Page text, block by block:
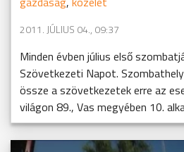
2011. JÚLIUS 04., 09:37
Minden évben július első
Szövetkezeti Napot.
össze a szövetkezetek erre az
világon 89., Vas megyében 10.